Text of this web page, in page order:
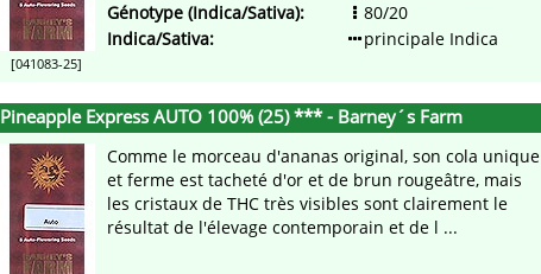
[041083-25]
Génotype (Indica/Sativa):
80/20
Indica/Sativa:
principale Indica
Pineapple Express AUTO 100% (25) *** - Barney´s Farm
Comme le morceau d'ananas original, son cola unique
et ferme est tacheté d'or et de brun rougeâtre, mais
les cristaux de THC très visibles sont clairement le
résultat de l'élevage contemporain et de l ...